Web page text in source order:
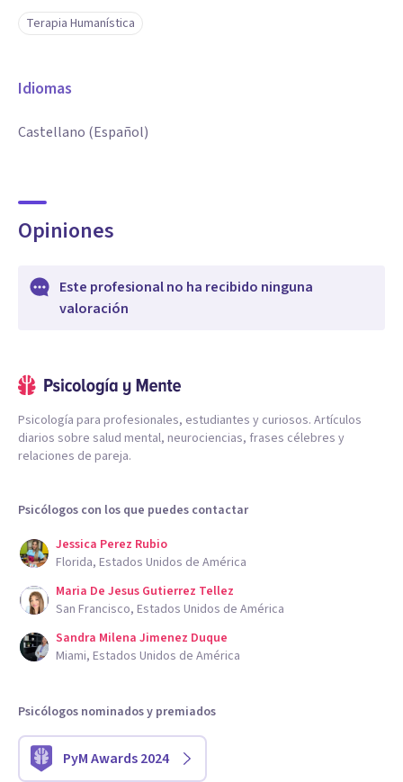
Terapia Humanística
Idiomas
Castellano (Español)
Opiniones
Este profesional no ha recibido ninguna
valoración
Psicología para profesionales, estudiantes y curiosos. Artículos
diarios sobre salud mental, neurociencias, frases célebres y
relaciones de pareja.
Psicólogos con los que puedes contactar
Jessica Perez Rubio
Florida, Estados Unidos de América
Maria De Jesus Gutierrez Tellez
San Francisco, Estados Unidos de América
Sandra Milena Jimenez Duque
Miami, Estados Unidos de América
Psicólogos nominados y premiados
PyM Awards 2024